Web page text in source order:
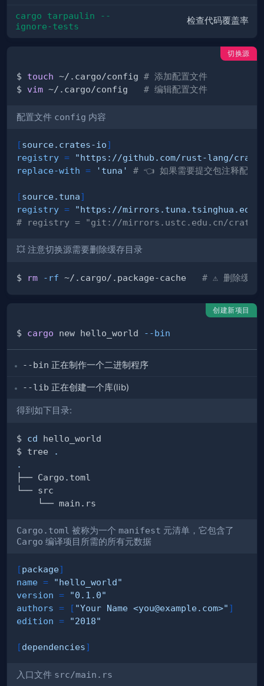
cargo tarpaulin --
ignore-tests
检查代码覆盖率
切换源
$ touch ~/.cargo/config # 添加配置文件
$ vim ~/.cargo/config # 编辑配置文件
配置文件 config 内容
[source.crates-io]
registry =
"https://github.com/rust-lang/
replace-with = 'tuna' # 👈 如果需要提交包注释配置
[source.tuna]
registry =
"https://
# registry = "git://mirrors.ustc.edu.cn/
💥 注意切换源需要删除缓存目录
$ rm -rf ~/.cargo/.package-cache # ⚠️ 删除缓存
创建新项目
$ cargo new hello_world --bin
--bin 正在制作一个二进制程序
--lib 正在创建一个库(lib)
得到如下目录:
$ cd
$ tree
.
.
Cargo.toml 被称为一个 manifest 元清单，它包含了
Cargo 编译项目所需的所有元数据
[package]
name =
"hello_world"
version =
"0.1.0"
authors = [ "Your Name <you@example.com>" ]
edition = "2018"
[dependencies]
入口文件 src/main.rs